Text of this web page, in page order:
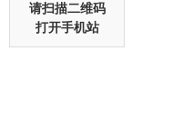
请扫描二维码
打开手机站